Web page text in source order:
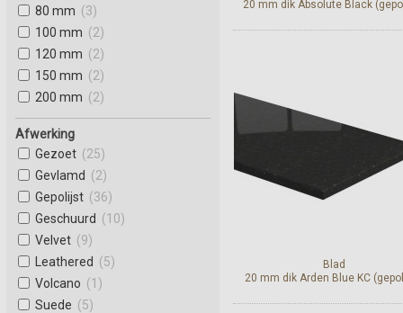
20 mm dik Absolute Black
Blad
20 mm dik Arden Blue KC
80 mm (3)
100 mm (2)
120 mm (2)
150 mm (2)
200 mm (2)
Afwerking
Gezoet (25)
Gevlamd (2)
Gepolijst (36)
Geschuurd (10)
Velvet (9)
Leathered (5)
Volcano (1)
Suede (5)